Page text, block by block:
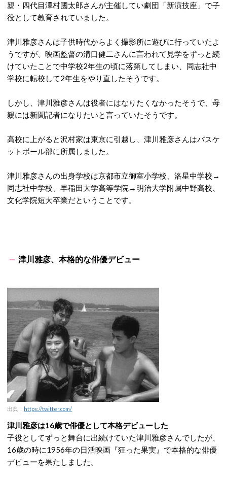
親・四代目澤村國太郎さんが主催してい劇団「新演技座」で子
役として教育されていました。
津川雅彦さんは子供時代からよく撮影所に遊びに行っていたよ
うですが、映画監督の溝口健二さんに言われて見学をずっと続
けていたことで中学校2年生の頃に落第してしまい、同志社中
学校に転校して2年生をやり直したそうです。
しかし、津川雅彦さんは役者にはなりたくなかったそうで、母
親には新聞記者になりたいと言っていたそうです。
高校に上がると沢村家は東京に引越し、津川雅彦さんはバスケ
ットボール部に所属しました。
津川雅彦さんの出身学校は京都市立御室小学校、洛星中学校→
同志社中学校、早稲田大学高等学院→明治大学附属中野高校、
文化学院短大卒業だということです。
津川雅彦、本格的な俳優デビュー
出典： https://twitter.com/
津川雅彦は16歳で俳優として本格デビューした
子役としてずっと舞台に出続けていた津川雅彦さんでしたが、
16歳の時に1956年の日活映画『狂った果実』で本格的な俳優
デビューを果たしました。